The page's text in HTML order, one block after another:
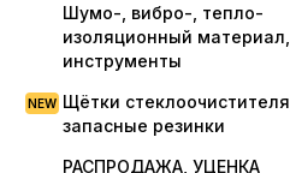
Шумо-, вибро-, тепло-
изоляционный материал,
инструменты
Щётки стеклоочистителя,
запасные резинки
РАСПРОДАЖА, УЦЕНКА